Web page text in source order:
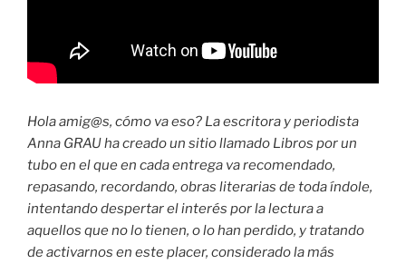
Hola amig@s, cómo va eso? La escritora y periodista
Anna GRAU ha creado un sitio llamado Libros por un
tubo en el que en cada entrega va recomendado,
repasando, recordando, obras literarias de toda índole,
intentando despertar el interés por la lectura a
aquellos que no lo tienen, o lo han perdido, y tratando
de activarnos en este placer, considerado la más